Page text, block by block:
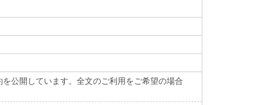
公開しています。全文のご利用をご希望の場合